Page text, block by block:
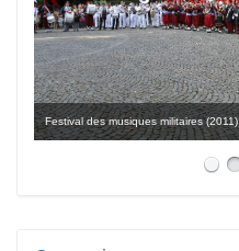
Festival des musiques militaires (2011)